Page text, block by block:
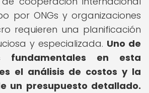
por ONGs y organizaciones
requieren una planificación
y especializada. Uno de
fundamentales en esta
el análisis de costos y la
un presupuesto detallado.